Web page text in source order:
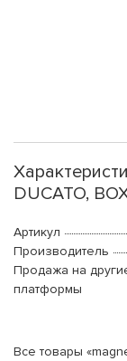
DUCATO,
Артикул
Производитель
Продажа на
платформы
Все товары